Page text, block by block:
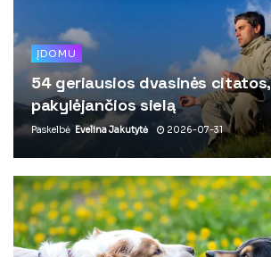
ĮDOMU
54 geriausios dvasinės citatos,
pakylėjančios sielą
Paskelbė Evelina Jakutytė 2026-07-31